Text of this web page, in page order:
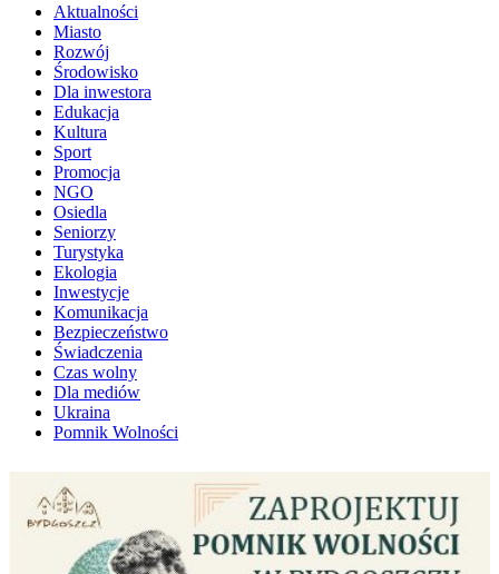
Aktualności
Miasto
Rozwój
Środowisko
Dla inwestora
Edukacja
Kultura
Sport
Promocja
NGO
Osiedla
Seniorzy
Turystyka
Ekologia
Inwestycje
Komunikacja
Bezpieczeństwo
Świadczenia
Czas wolny
Dla mediów
Ukraina
Pomnik Wolności